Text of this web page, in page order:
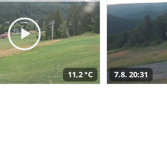
11,2 °C 7.8. 20:31